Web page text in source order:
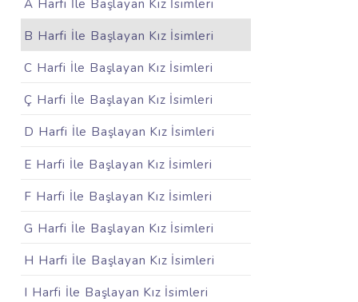
A Harfi İle Başlayan Kız İsimleri
B Harfi İle Başlayan Kız İsimleri
C Harfi İle Başlayan Kız İsimleri
Ç Harfi İle Başlayan Kız İsimleri
D Harfi İle Başlayan Kız İsimleri
E Harfi İle Başlayan Kız İsimleri
F Harfi İle Başlayan Kız İsimleri
G Harfi İle Başlayan Kız İsimleri
H Harfi İle Başlayan Kız İsimleri
I Harfi İle Başlayan Kız İsimleri